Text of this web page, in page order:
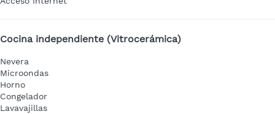
Cocina independiente (Vitrocerámica)
Nevera
Microondas
Horno
Congelador
Lavavajillas